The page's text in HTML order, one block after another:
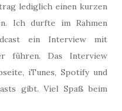
lediglich einen kurzen
Ich durfte im Rahmen
ein Interview mit
führen. Das Interview
iTunes, Spotify und
gibt. Viel Spaß beim